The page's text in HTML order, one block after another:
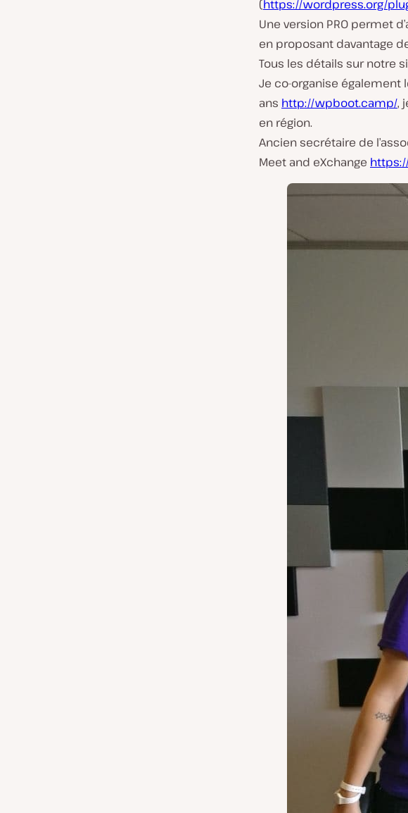
(https://wordpress.org/
Une version PRO permet
en proposant davantage
Tous les détails sur notre
Je co-organise également
ans http://wpboot.camp/,
en région.
Ancien secrétaire de
Meet and eXchange